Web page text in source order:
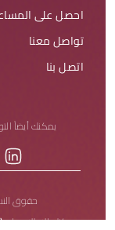
احصل على
تواصل معنا
اتصل بنا
يمكنك أيضاً
حقوق النشر 2026 © فرصة. جميع
يمكنك الاطلاع على